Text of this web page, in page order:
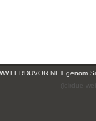
genom
(leirdue-